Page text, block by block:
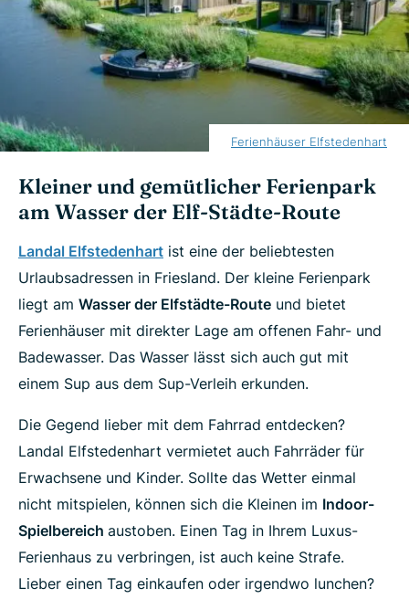
Ferienhäuser Elfstedenhart
Kleiner und gemütlicher Ferienpark
am Wasser der Elf-Städte-Route
Landal Elfstedenhart ist eine der beliebtesten
Urlaubsadressen in Friesland. Der kleine Ferienpark
liegt am Wasser der Elfstädte-Route und bietet
Ferienhäuser mit direkter Lage am offenen Fahr- und
Badewasser. Das Wasser lässt sich auch gut mit
einem Sup aus dem Sup-Verleih erkunden.
Die Gegend lieber mit dem Fahrrad entdecken?
Landal Elfstedenhart vermietet auch Fahrräder für
Erwachsene und Kinder. Sollte das Wetter einmal
nicht mitspielen, können sich die Kleinen im Indoor-
Spielbereich austoben. Einen Tag in Ihrem Luxus-
Ferienhaus zu verbringen, ist auch keine Strafe.
Lieber einen Tag einkaufen oder irgendwo lunchen?